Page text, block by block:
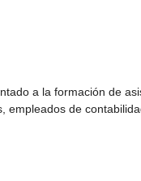
a la formación de
de